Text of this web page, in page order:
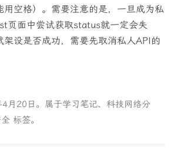
用空格）。需要注意的是，一旦成为私
页面中尝试获取status就一定会失
架设是否成功，需要先取消私人API的
月20日 。属于学习笔记、 科技网络分
标签。